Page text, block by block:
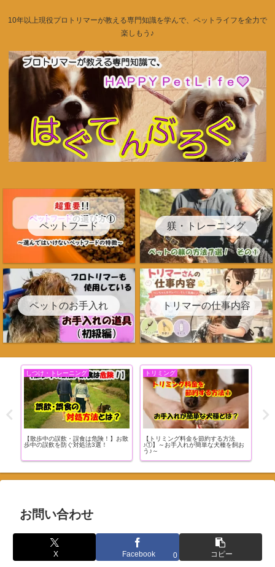
10年以上現役プロトリマーが教える専門知識を学んで、ペットライフを全力で
楽しもう♪
ペットフード 躾・トレーニング
ペットのお手入れ トリマーの仕事内容
しつけ・トレーニング
【散歩中の誤飲・誤食は危険！】お散
歩中の誤飲を防ぐ対処法3選！
トリミング
【トリミング料金を節約する方法
♪①】～お手入れが簡単な犬種を飼お
う♪～
お問い合わせ
X Facebook 0 コピー